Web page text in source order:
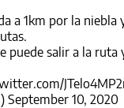
a 1km por la niebla
puede salir a la ruta
September 10, 2020